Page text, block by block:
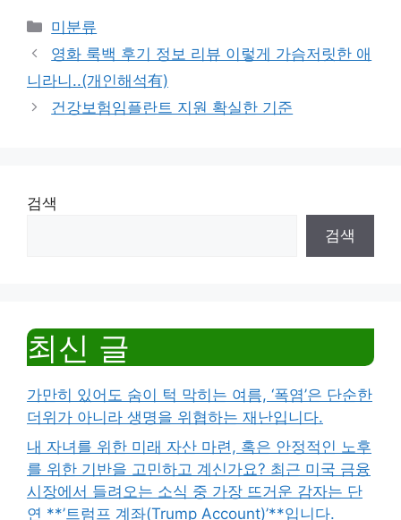
Categories
미분류
영화 룩백 후기 정보 리뷰 이렇게 가슴저릿한 애
니라니..(개인해석有)
건강보험임플란트 지원 확실한 기준
검색
검색
최신 글
가만히 있어도 숨이 턱 막히는 여름, ‘폭염’은 단순한
더위가 아니라 생명을 위협하는 재난입니다.
내 자녀를 위한 미래 자산 마련, 혹은 안정적인 노후
를 위한 기반을 고민하고 계신가요? 최근 미국 금융
시장에서 들려오는 소식 중 가장 뜨거운 감자는 단
연 **’트럼프 계좌(Trump Account)’**입니다.